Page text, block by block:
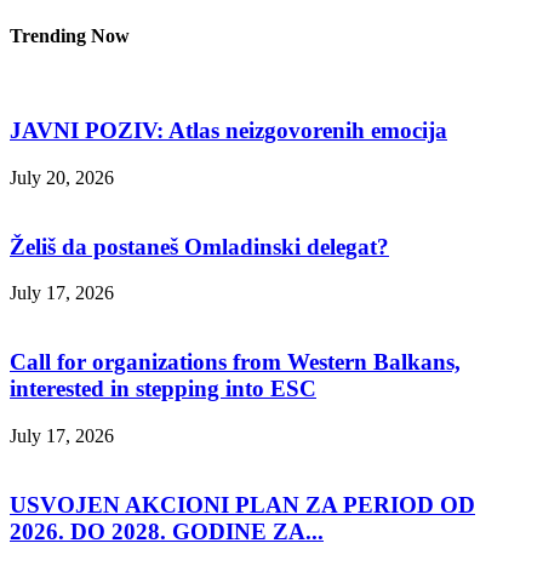
Trending Now
JAVNI POZIV: Atlas neizgovorenih emocija
July 20, 2026
Želiš da postaneš Omladinski delegat?
July 17, 2026
Call for organizations from Western Balkans,
interested in stepping into ESC
July 17, 2026
USVOJEN AKCIONI PLAN ZA PERIOD OD
2026. DO 2028. GODINE ZA...